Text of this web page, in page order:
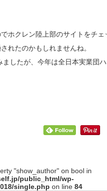
ホクレン陸上部のサイトをチ
れたのかもしれませんね。
したが、今年は全日本実業団
"show_author" on bool in
public_html/wp-
single.php on line 84